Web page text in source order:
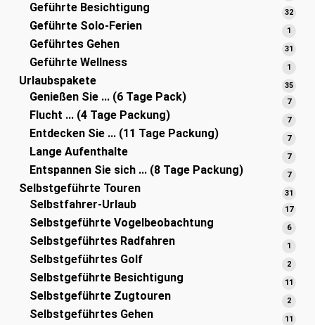
Geführte Besichtigung 3232
Geführte Solo-Ferien 1
Geführtes Gehen 31
Geführte Wellness 1
Urlaubspakete 3535
Genießen Sie ... (6 Tage Pack) 77
Flucht ... (4 Tage Packung) 77
Entdecken Sie ... (11 Tage Packung) 77
Lange Aufenthalte 77
Entspannen Sie sich ... (8 Tage Packung) 77
Selbstgeführte Touren 31
Selbstfahrer-Urlaub 1717
Selbstgeführte Vogelbeobachtung 66
Selbstgeführtes Radfahren 1
Selbstgeführtes Golf 22
Selbstgeführte Besichtigung 11
Selbstgeführte Zugtouren 22
Selbstgeführtes Gehen 11